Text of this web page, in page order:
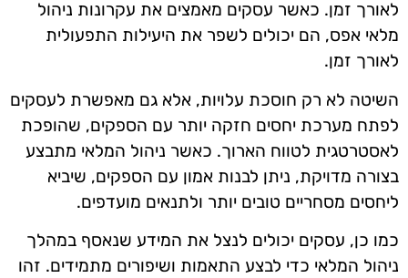
לאורך זמן. כאשר עסקים מאמצים את עקרונות ניהול
מלאי אפס, הם יכולים לשפר את היעילות התפעולית
לאורך זמן.
השיטה לא רק חוסכת עלויות, אלא גם מאפשרת לעסקים
לפתח מערכת יחסים חזקה יותר עם הספקים, שהופכת
לאסטרטגית לטווח הארוך. כאשר ניהול המלאי מתבצע
בצורה מדויקת, ניתן לבנות אמון עם הספקים, שיביא
ליחסים מסחריים טובים יותר ולתנאים מועדפים.
כמו כן, עסקים יכולים לנצל את המידע שנאסף במהלך
ניהול המלאי כדי לבצע התאמות ושיפורים מתמידים. זהו